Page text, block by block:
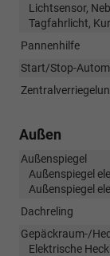
Lichtsensor,
Tagfahrlicht,
Pannenhilfe
Start/Stop-
Außen
Außenspiegel
Außenspiegel
Außenspiegel
Dachreling
Gepäckraum-/
Elektrische